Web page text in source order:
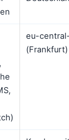
eu-
(Frankfurt)